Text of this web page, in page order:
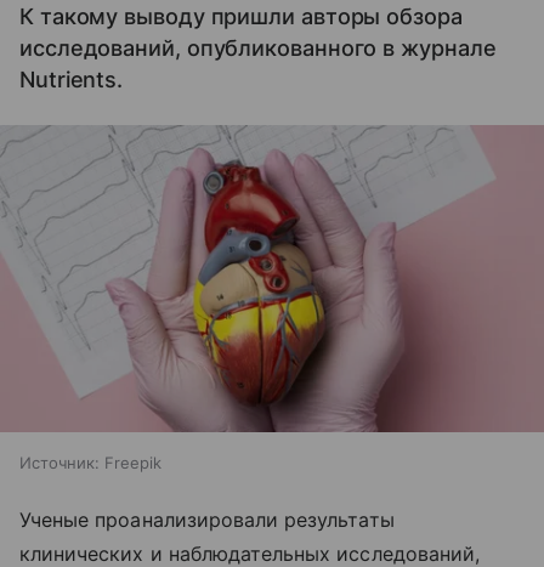
К такому выводу пришли авторы обзора
исследований, опубликованного в журнале
Nutrients.
Источник: Freepik
Ученые проанализировали результаты
клинических и наблюдательных исследований,